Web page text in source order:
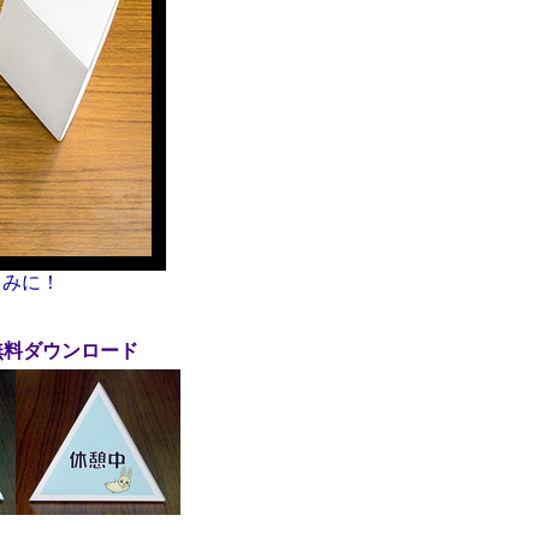
に！
ダウンロード